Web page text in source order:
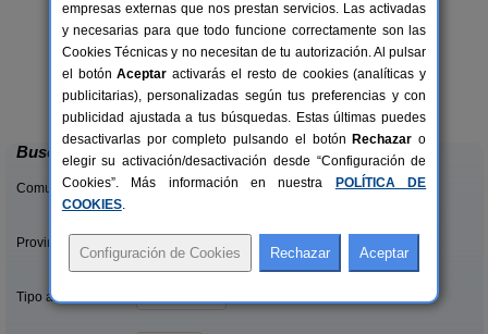
6+2 pers.
desde20 €
Bordaberri
Ciáurriz (Navarra)
Buscar
Comunidades:
Provincias/Islas:
Tipo alquiler:
empresas externas que nos prestan servicios. Las activadas
y necesarias para que todo funcione correctamente son las
Cookies Técnicas y no necesitan de tu autorización. Al pulsar
el botónAceptar activarás el resto de cookies (analíticas y
publicitarias), personalizadas según tus preferencias y con
publicidad ajustada a tus búsquedas. Estas últimas puedes
desactivarlas por completo pulsando el botón Rechazar o
elegir su activación/desactivación desde “Configuración de
Cookies”. Más información en nuestra
POLÍTICA DE
COOKIES.